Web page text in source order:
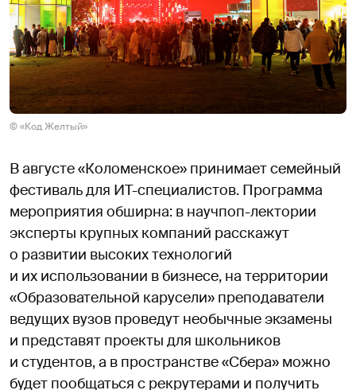
© «Код Желтый»
В августе «Коломенское» принимает семейный
фестиваль для ИТ-специалистов. Программа
мероприятия обширна: в научпоп-лектории
эксперты крупных компаний расскажут
о развитии высоких технологий
и их использовании в бизнесе, на территории
«Образовательной карусели» преподаватели
ведущих вузов проведут необычные экзамены
и представят проекты для школьников
и студентов, а в пространстве «Сбера» можно
будет пообщаться с рекрутерами и получить